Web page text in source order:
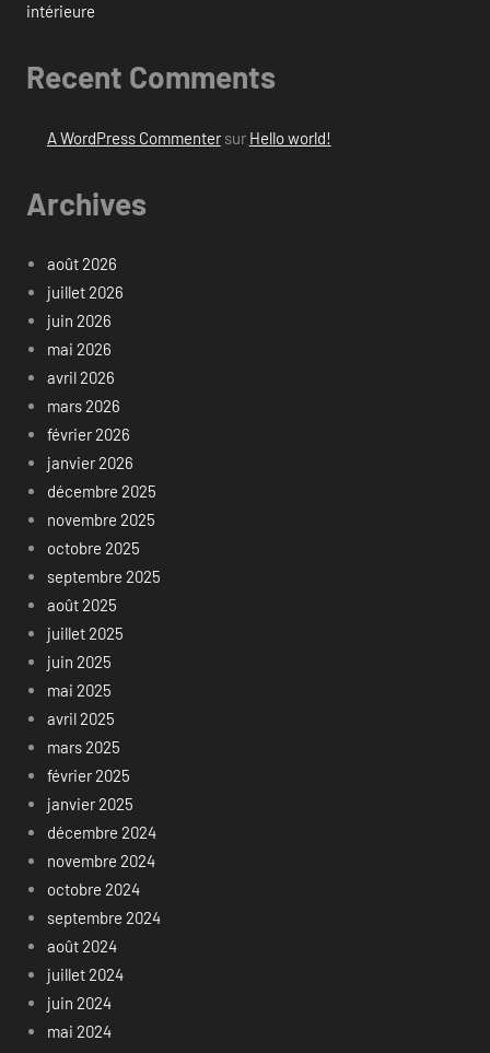
intérieure
Recent Comments
A WordPress Commentersur Hello world!
Archives
août 2026
juillet 2026
juin 2026
mai 2026
avril 2026
mars 2026
février 2026
janvier 2026
décembre 2025
novembre 2025
octobre 2025
septembre 2025
août 2025
juillet 2025
juin 2025
mai 2025
avril 2025
mars 2025
février 2025
janvier 2025
décembre 2024
novembre 2024
octobre 2024
septembre 2024
août 2024
juillet 2024
juin 2024
mai 2024